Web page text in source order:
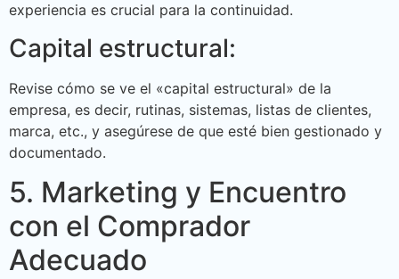
experiencia es crucial para la continuidad.
Capital estructural:
Revise cómo se ve el «capital estructural» de la
empresa, es decir, rutinas, sistemas, listas de clientes,
marca, etc., y asegúrese de que esté bien gestionado y
documentado.
5. Marketing y Encuentro
con el Comprador
Adecuado